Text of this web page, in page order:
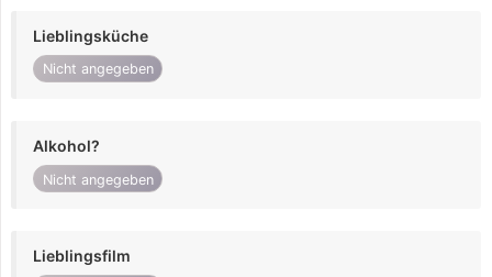
Lieblingsküche
Nicht angegeben
Alkohol?
Nicht angegeben
Lieblingsfilm